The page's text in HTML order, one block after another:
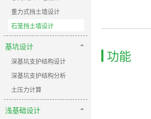
重力式挡土墙设计
石笼挡土墙设计
基坑设计
深基坑支护结构设计
深基坑支护结构分析
土压力计算
浅基础设计
功能